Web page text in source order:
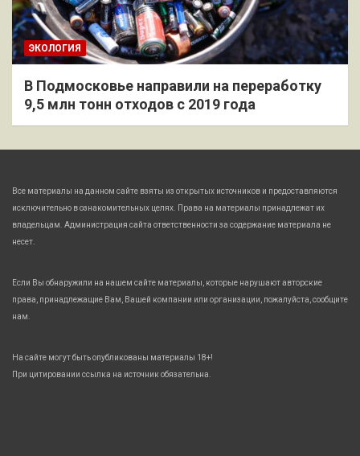
ЭКОЛОГИЯ
В Подмосковье направили на переработку
9,5 млн тонн отходов с 2019 года
Все материалы на данном сайте взяты из открытых источников и предоставляются
исключительно в ознакомительных целях. Права на материалы принадлежат их
владельцам. Администрация сайта ответственности за содержание материала не
несет.
Если Вы обнаружили на нашем сайте материалы, которые нарушают авторские
права, принадлежащие Вам, Вашей компании или организации, пожалуйста, сообщите
нам.
На сайте могут быть опубликованы материалы 18+!
При цитировании ссылка на источник обязательна.